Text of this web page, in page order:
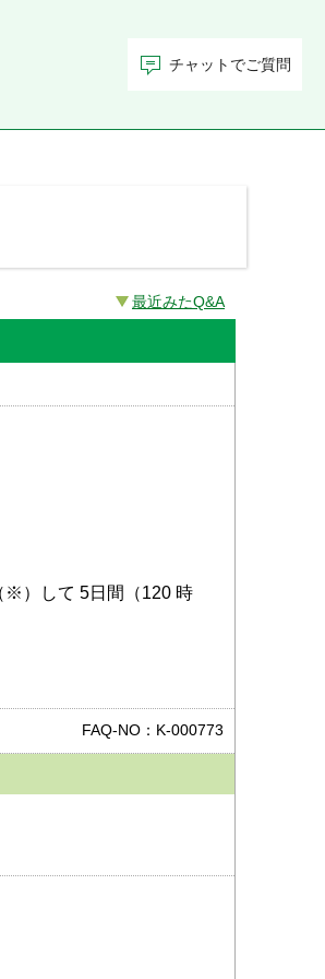
チャットでご質問
最近みたQ&A
※）して 5日間（120 時
FAQ-NO：K-000773